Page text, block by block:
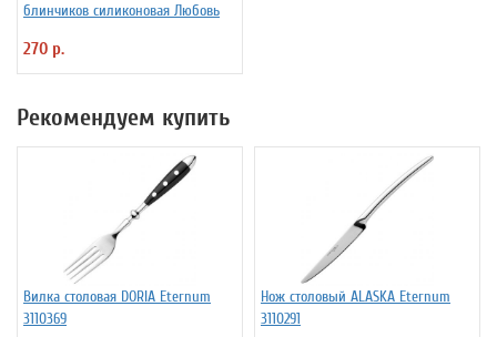
блинчиков силиконовая Любовь
270 р.
Рекомендуем купить
Вилка столовая DORIA Eternum
3110369
Нож столовый ALASKA Eternum
3110291